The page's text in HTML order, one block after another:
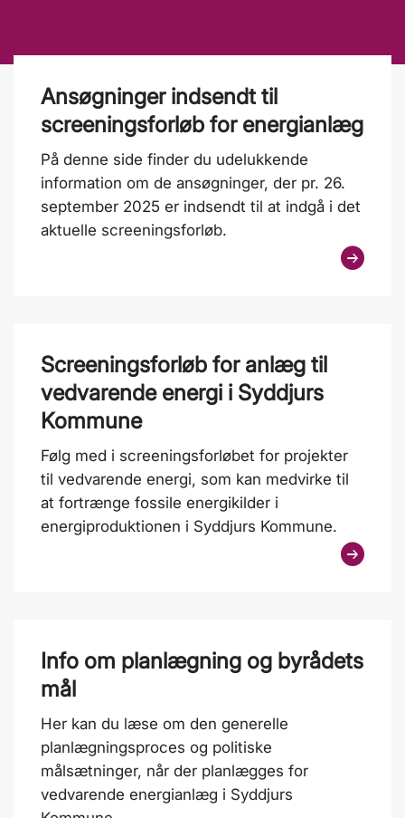
Ansøgninger indsendt til
screeningsforløb for energianlæg
På denne side finder du udelukkende
information om de ansøgninger, der pr. 26.
september 2025 er indsendt til at indgå i det
aktuelle screeningsforløb.
Screeningsforløb for anlæg til
vedvarende energi i Syddjurs
Kommune
Følg med i screeningsforløbet for projekter
til vedvarende energi, som kan medvirke til
at fortrænge fossile energikilder i
energiproduktionen i Syddjurs Kommune.
Info om planlægning og byrådets
mål
Her kan du læse om den generelle
planlægningsproces og politiske
målsætninger, når der planlægges for
vedvarende energianlæg i Syddjurs